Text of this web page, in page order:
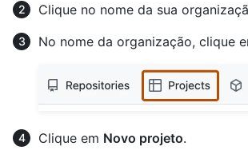
Clique no nome da sua
No nome da organização, clique
Clique em Novo projeto.